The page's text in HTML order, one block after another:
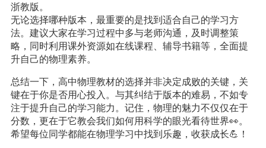
浙教版。
无论选择哪种版本，最重要的是找到适合自己的学习方
法。建议大家在学习过程中多与老师沟通，及时调整策
略，同时利用课外资源如在线课程、辅导书籍等，全面提
升自己的物理素养。
总结一下，高中物理教材的选择并非决定成败的关键，关
键在于你是否用心投入。与其纠结于版本的难易，不如专
注于提升自己的学习能力。记住，物理的魅力不仅仅在于
分数，更在于它教会我们如何用科学的眼光看待世界👀。
希望每位同学都能在物理学习中找到乐趣，收获成长💪！